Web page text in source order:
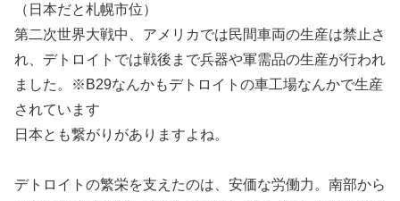
（日本だと札幌市位）
第二次世界大戦中、アメリカでは民間車両の生産は禁止さ
れ、デトロイトでは戦後まで兵器や軍需品の生産が行われ
ました。※B29なんかもデトロイトの車工場なんかで生産
されています
日本とも繋がりがありますよね。
デトロイトの繁栄を支えたのは、安価な労働力。南部から